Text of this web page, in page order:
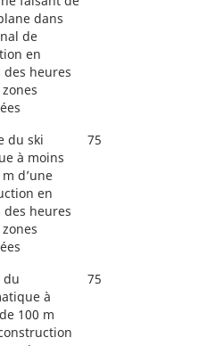
dans
de
en
des heures
du ski
à moins
d’une
en
des heures
75
du
à
100 m
75